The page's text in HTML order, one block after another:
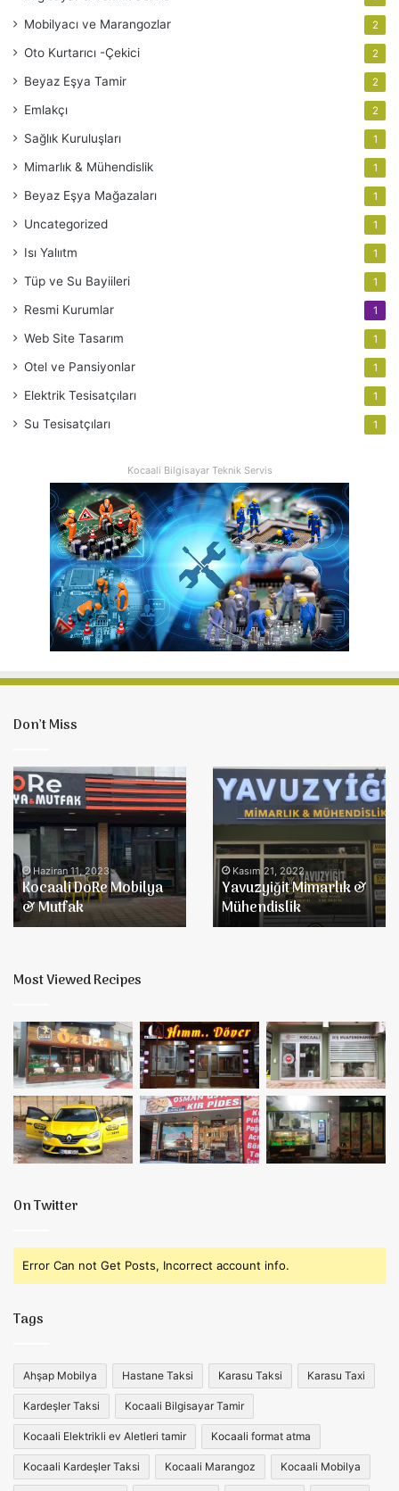
Mobilyacı ve Marangozlar 2
Oto Kurtarıcı -Çekici 2
Beyaz Eşya Tamir 2
Emlakçı 2
Sağlık Kuruluşları 1
Mimarlık & Mühendislik 1
Beyaz Eşya Mağazaları 1
Uncategorized 1
Isı Yalııtm 1
Tüp ve Su Bayiileri 1
Resmi Kurumlar 1
Web Site Tasarım 1
Otel ve Pansiyonlar 1
Elektrik Tesisatçıları 1
Su Tesisatçıları 1
Kocaali Bilgisayar Teknik Servis
Don’t Miss
Kocaali
DoRe
Mobilya
&
Mutfak
Haziran 11, 2023
Kocaali DoRe Mobilya
& Mutfak
Yavuzyiğit
Mimarlık
Kasım 21, 2022
Yavuzyiğit Mimarlık &
Mühendislik
Most Viewed Recipes
On Twitter
Error Can not Get Posts, Incorrect account info.
Tags
Ahşap Mobilya Hastane Taksi Karasu Taksi Karasu Taxi
Kardeşler Taksi Kocaali Bilgisayar Tamir
Kocaali Elektrikli ev Aletleri tamir Kocaali format atma
Kocaali Kardeşler Taksi Kocaali Marangoz Kocaali Mobilya